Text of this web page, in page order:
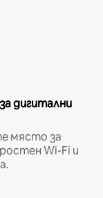
дигитални
място за
Wi-Fi и